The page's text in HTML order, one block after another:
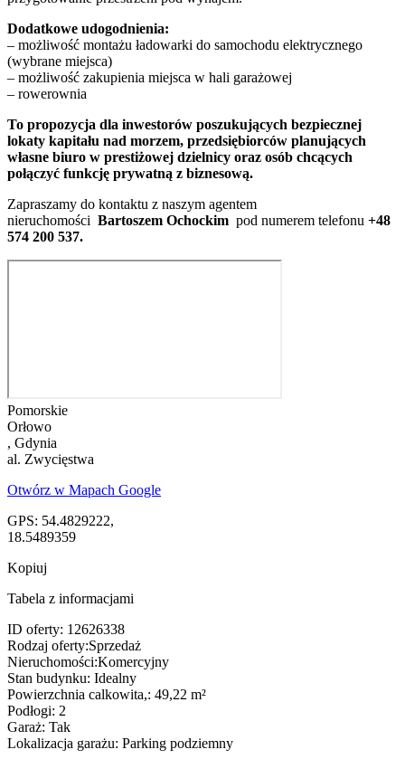
Dodatkowe udogodnienia:
– możliwość montażu ładowarki do samochodu elektrycznego
(wybrane miejsca)
– możliwość zakupienia miejsca w hali garażowej
– rowerownia
To propozycja dla inwestorów poszukujących bezpiecznej
lokaty kapitału nad morzem, przedsiębiorców planujących
własne biuro w prestiżowej dzielnicy oraz osób chcących
połączyć funkcję prywatną z biznesową.
Zapraszamy do kontaktu z naszym agentem
nieruchomości Bartoszem Ochockim pod numerem telefonu +48
574 200 537.
Pomorskie
Orłowo
, Gdynia
al. Zwycięstwa
Otwórz w Mapach Google
GPS: 54.4829222,
18.5489359
Kopiuj
Tabela z informacjami
ID oferty: 12626338
Rodzaj oferty:Sprzedaż
Nieruchomości:Komercyjny
Stan budynku: Idealny
Powierzchnia calkowita,: 49,22 m²
Podłogi: 2
Garaż: Tak
Lokalizacja garażu: Parking podziemny